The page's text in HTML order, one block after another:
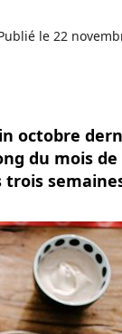
le 22
octobre
du mois de
trois